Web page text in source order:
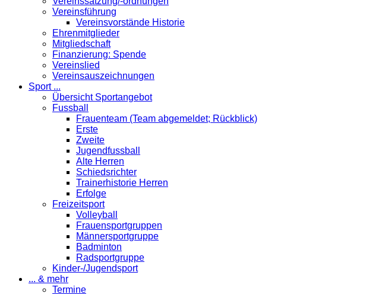
Vereinsführung
Vereinsvorstände Historie
Ehrenmitglieder
Mitgliedschaft
Finanzierung: Spende
Vereinslied
Vereinsauszeichnungen
Sport ...
Übersicht Sportangebot
Fussball
Frauenteam (Team abgemeldet; Rückblick)
Erste
Zweite
Jugendfussball
Alte Herren
Schiedsrichter
Trainerhistorie Herren
Erfolge
Freizeitsport
Volleyball
Frauensportgruppen
Männersportgruppe
Badminton
Radsportgruppe
Kinder-/Jugendsport
... & mehr
Termine